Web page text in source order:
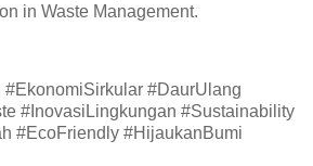
in Waste Management.
#DaurUlang
#InovasiLingkungan #Sustainability
#EcoFriendly #HijaukanBumi